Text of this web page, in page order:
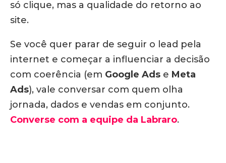
só clique, mas a qualidade do retorno ao
site.
Se você quer parar de seguir o lead pela
internet e começar a influenciar a decisão
com coerência (em Google Ads e Meta
Ads), vale conversar com quem olha
jornada, dados e vendas em conjunto.
Converse com a equipe da Labraro.